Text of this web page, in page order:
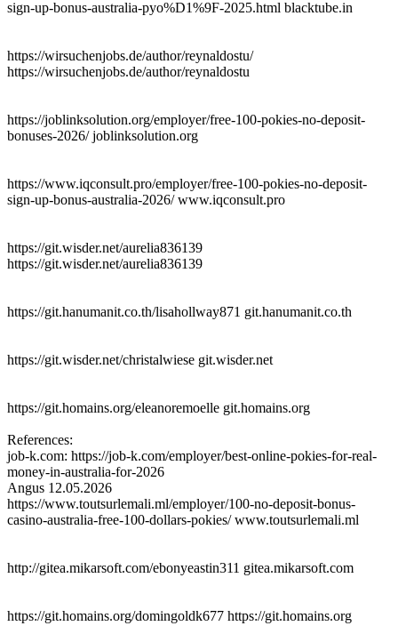
sign-up-bonus-australia-pyo%D1%9F-2025.html blacktube.in
https://wirsuchenjobs.de/author/reynaldostu/
https://wirsuchenjobs.de/author/reynaldostu
https://joblinksolution.org/employer/free-100-pokies-no-deposit-
bonuses-2026/ joblinksolution.org
https://www.iqconsult.pro/employer/free-100-pokies-no-deposit-
sign-up-bonus-australia-2026/ www.iqconsult.pro
https://git.wisder.net/aurelia836139
https://git.wisder.net/aurelia836139
https://git.hanumanit.co.th/lisahollway871 git.hanumanit.co.th
https://git.wisder.net/christalwiese git.wisder.net
https://git.homains.org/eleanoremoelle git.homains.org
References:
job-k.com: https://job-k.com/employer/best-online-pokies-for-real-
money-in-australia-for-2026
Angus 12.05.2026
https://www.toutsurlemali.ml/employer/100-no-deposit-bonus-
casino-australia-free-100-dollars-pokies/ www.toutsurlemali.ml
http://gitea.mikarsoft.com/ebonyeastin311 gitea.mikarsoft.com
https://git.homains.org/domingoldk677 https://git.homains.org